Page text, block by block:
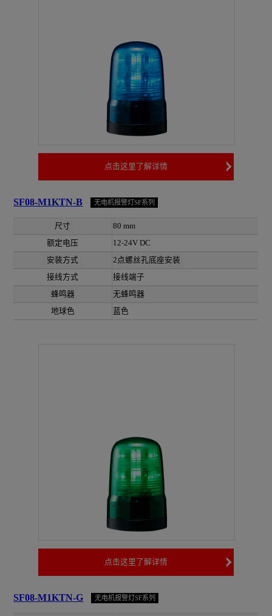
点击这里了解详情
SF08-M1KTN-B 无电机报警灯SF系列
尺寸
80 mm
额定电压
12-24V DC
安装方式
2点螺丝孔底座安装
接线方式
接线端子
蜂鸣器
无蜂鸣器
地球色
蓝色
点击这里了解详情
SF08-M1KTN-G 无电机报警灯SF系列